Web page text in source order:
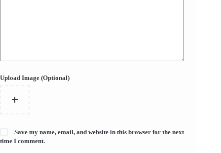
Upload Image (Optional)
Save my name, email, and website in this browser for the next
time I comment.